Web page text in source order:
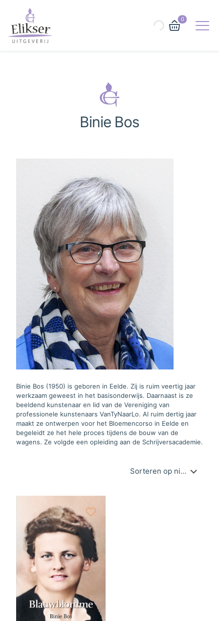
0
Binie Bos
Binie Bos (1950) is geboren in Eelde. Zij is ruim veertig jaar
werkzaam geweest in het basisonderwijs. Daarnaast is ze
beeldend kunstenaar en lid van de Vereniging van
professionele kunstenaars VanTyNaarLo. Al ruim dertig jaar
maakt ze ontwerpen voor het Bloemencorso in Eelde en
begeleidt ze het hele proces tijdens de bouw van de
wagens. Ze volgde een opleiding aan de Schrijversacademie.